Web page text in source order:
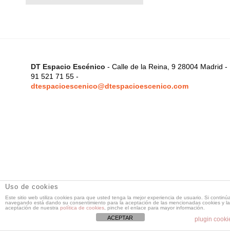
DT Espacio Escénico - Calle de la Reina, 9 28004 Madrid -
91 521 71 55 -
dtespacioescenico@dtespacioescenico.com
Uso de cookies
Este sitio web utiliza cookies para que usted tenga la mejor experiencia de usuario. Si
navegando está dando su consentimiento para la aceptación de las mencionadas cookies y la
aceptación de nuestra política de cookies , pinche el enlace para mayor información.
plugin
ACEPTAR